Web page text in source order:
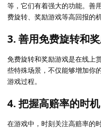
等，它们有着强大的功能。善
费旋转、奖励游戏等高回报的机
3. 善用免费旋转和
免费旋转和奖励游戏是在线上
些特殊场景，不仅能够增加你
游戏过程。
4. 把握高赔率的时机
在游戏中，时刻关注高赔率的